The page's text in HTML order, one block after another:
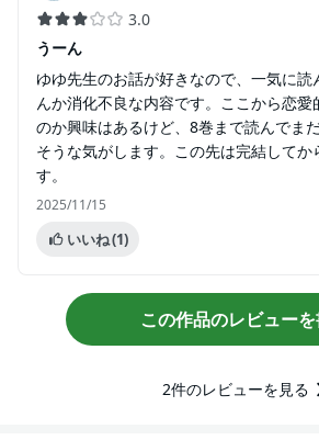
3.0
うーん
ゆゆ先生のお話が好きなので、一気に読
んか消化不良な内容です。ここから恋愛
のか興味はあるけど、8巻まで読んでま
そうな気がします。この先は完結してか
す。
2025/11/15
いいね(1)
この作品のレビューを
2件のレビューを見る